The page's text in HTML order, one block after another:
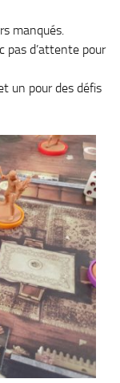
manqués.
pas d’attente pour
un pour des défis